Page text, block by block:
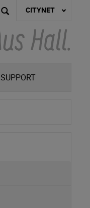
CITYNET
SUPPORT